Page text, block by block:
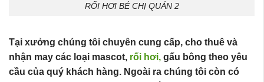
RỐI HƠI BÉ CHỊ QUÁN 2
Tại xưởng chúng tôi chuyên cung cấp, cho thuê và
nhận may các loại mascot, rối hơi, gấu bông theo yêu
cầu của quý khách hàng. Ngoài ra chúng tôi còn có